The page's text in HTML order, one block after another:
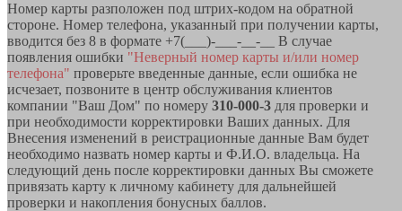
Номер карты разположен под штрих-кодом на обратной
стороне. Номер телефона, указанный при получении карты,
вводится без 8 в формате +7(___)-___-__-__ В случае
появления ошибки "Неверный номер карты и/или номер
телефона" проверьте введенные данные, если ошибка не
исчезает, позвоните в центр обслуживания клиентов
компании "Ваш Дом" по номеру 310-000-3 для проверки и
при необходимости корректировки Ваших данных. Для
Внесения изменений в реистрационные данные Вам будет
необходимо назвать номер карты и Ф.И.О. владельца. На
следующий день после корректировки данных Вы сможете
привязать карту к личному кабинету для дальнейшей
проверки и накопления бонусных баллов.